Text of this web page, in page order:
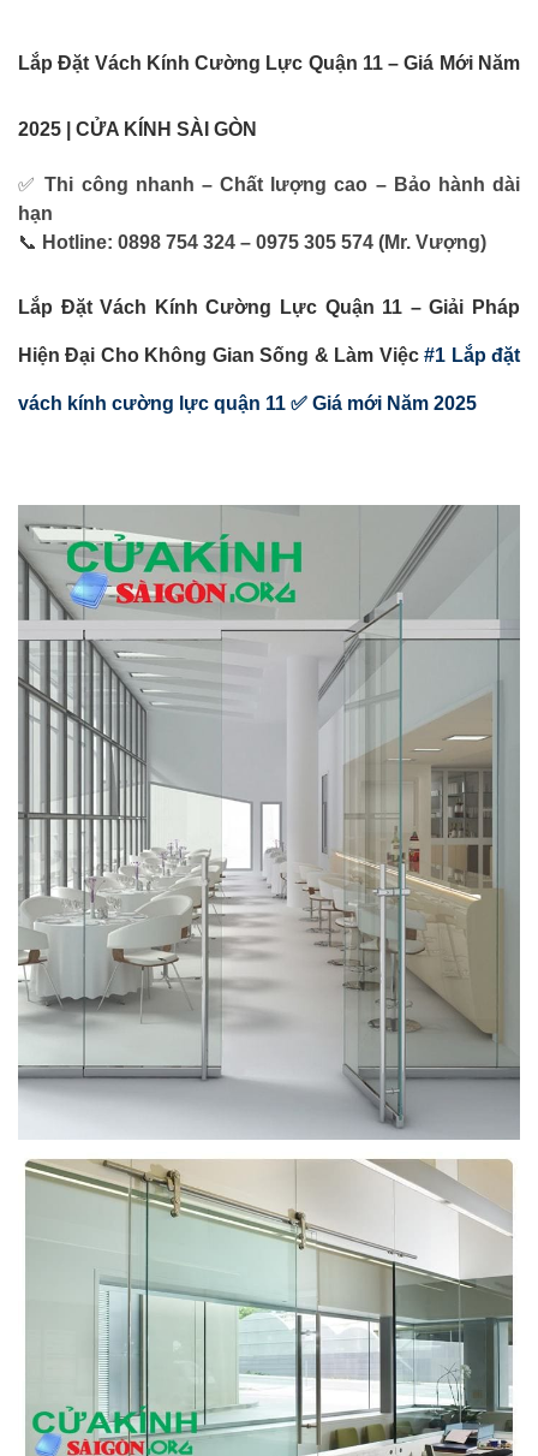
Lắp Đặt Vách Kính Cường Lực Quận 11 – Giá Mới Năm
2025 | CỬA KÍNH SÀI GÒN
✅Thi công nhanh – Chất lượng cao – Bảo hành dài
hạn
📞 Hotline: 0898 754 324 – 0975 305 574 (Mr. Vượng)
Lắp Đặt Vách Kính Cường Lực Quận 11 – Giải Pháp
Hiện Đại Cho Không Gian Sống & Làm Việc#1 Lắp đặt
vách kính cường lực quận 11 ✅ Giá mới Năm 2025